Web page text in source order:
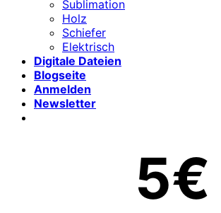
Sublimation
Holz
Schiefer
Elektrisch
Digitale Dateien
Blogseite
Anmelden
Newsletter
5€